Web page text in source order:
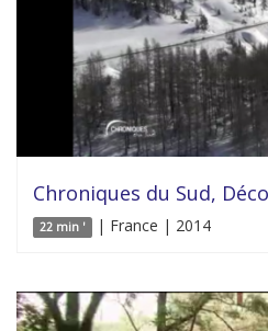
Chroniques du Sud,
22 min ' | France | 2014